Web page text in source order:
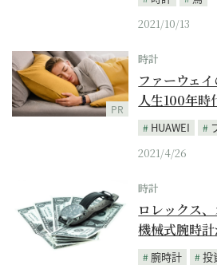
2021/10/13
PR
時計
ファーウェ
人生100年
HUAWEI
2021/4/26
時計
ロレックス、
機械式腕時
腕時計
投